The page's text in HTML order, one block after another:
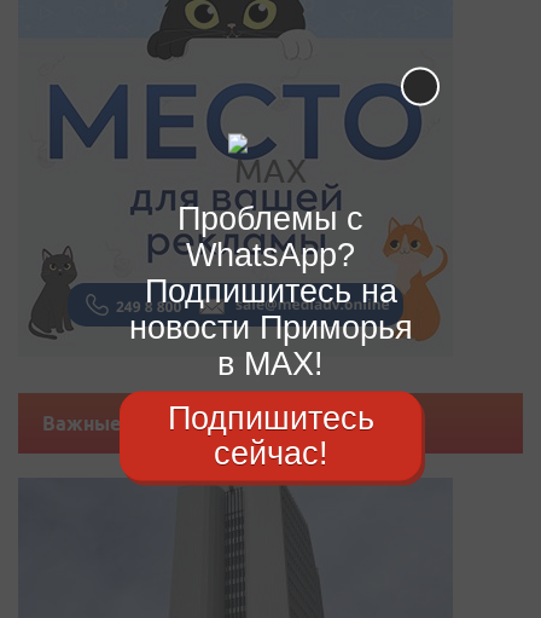
Важные новости
Проблемы с
WhatsApp?
Подпишитесь на
новости Приморья
в MAX!
Подпишитесь
сейчас!